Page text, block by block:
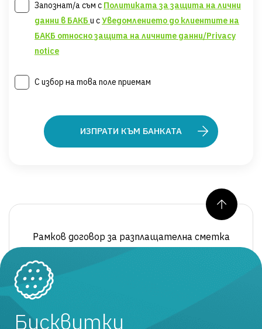
Запознат/а съм с Политиката за защита на лични
данни в БАКБ и сУведомлението до клиентите на
БАКБ относно защита на личните данни/Privacy
notice
С избор на това поле приемам
ИЗПРАТИ КЪМ БАНКАТА
Рамков договор за разплащателна сметка
Нагоре
Лихвен бюлетин
Бисквитки